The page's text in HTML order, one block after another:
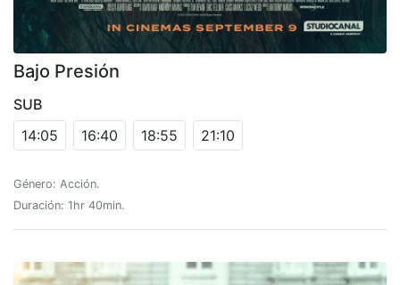
Bajo Presión
SUB
14:05
16:40 18:55 21:10
Género: Acción.
Duración: 1hr 40min.